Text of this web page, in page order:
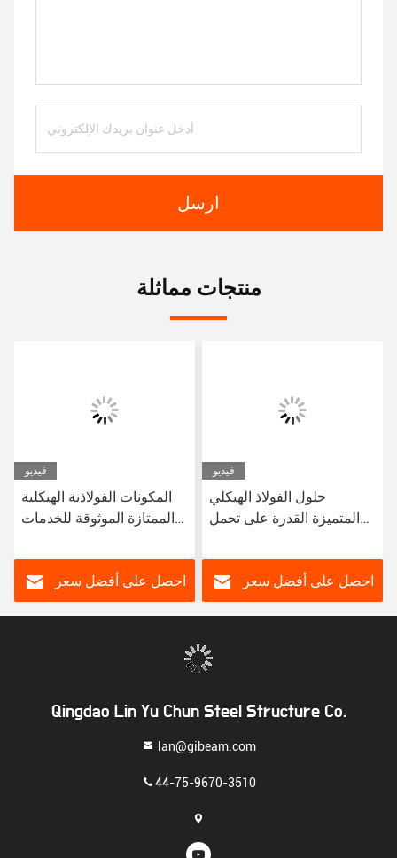
ارسل
منتجات مماثلة
فيديو
المكونات الفولاذية الهيكلية
الممتازة الموثوقة للخدمات
الأمد في البناء
احصل على أفضل سعر
فيديو
حلول الفولاذ الهيكلي
المتميزة القدرة على تحمل
التآكل للبناء الحديث
احصل على أفضل سعر
Qingdao Lin Yu Chun Steel Structure Co.
lan@gibeam.com
44-75-9670-3510